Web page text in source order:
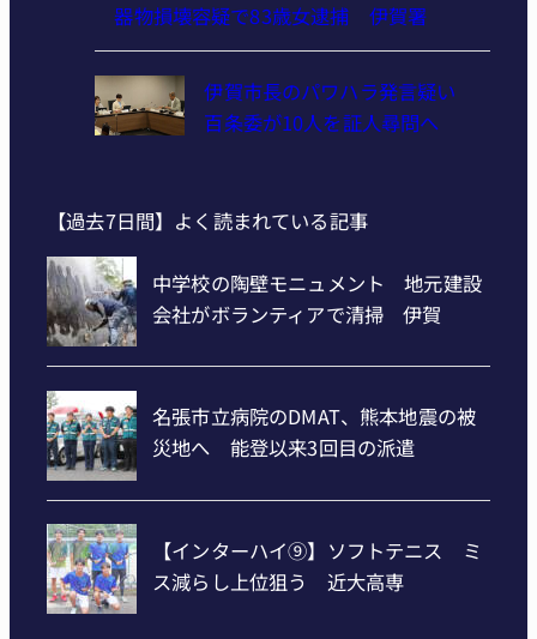
器物損壊容疑で83歳女逮捕 伊賀署
伊賀市長のパワハラ発言疑い
百条委が10人を証人尋問へ
【過去7日間】よく読まれている記事